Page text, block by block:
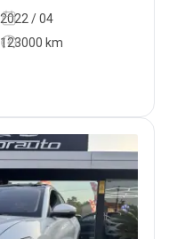
2022 / 04
123000 km